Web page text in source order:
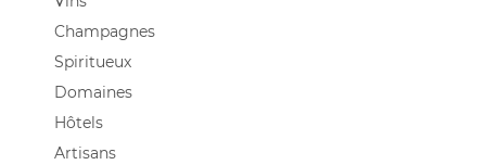
Champagnes
Spiritueux
Domaines
Hôtels
Artisans